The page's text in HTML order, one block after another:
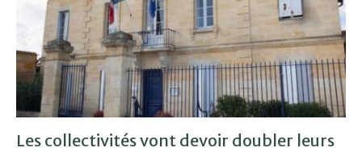
Les collectivités vont devoir doubler leurs